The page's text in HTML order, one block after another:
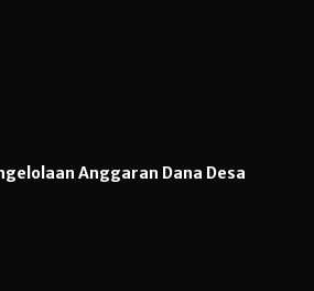
Anggaran Dana Desa